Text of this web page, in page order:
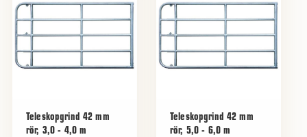
Teleskopgrind 42 mm
rör, 3,0 - 4,0 m
Teleskopgrind 42 mm
rör, 5,0 - 6,0 m